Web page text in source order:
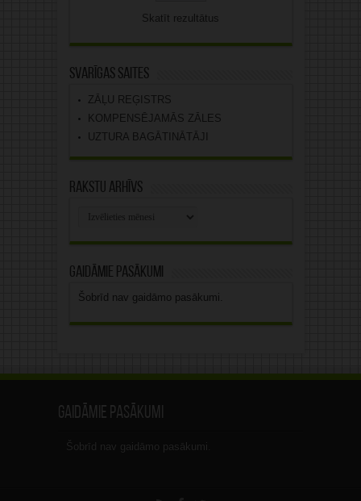
Skatīt rezultātus
Svarīgas saites
ZĀĻU REĢISTRS
KOMPENSĒJAMĀS ZĀLES
UZTURA BAGĀTINĀTĀJI
Rakstu arhīvs
Gaidāmie pasākumi
Šobrīd nav gaidāmo pasākumi.
Gaidāmie pasākumi
Šobrīd nav gaidāmo pasākumi.